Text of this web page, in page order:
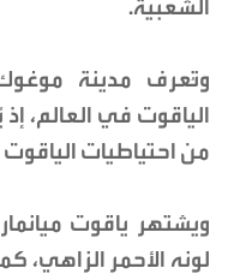
الشعبية.
وتُعرف مدينة
من احتياطيات الياقوت
ويشتهر ياقوت
لونه الأحمر الزاهي،